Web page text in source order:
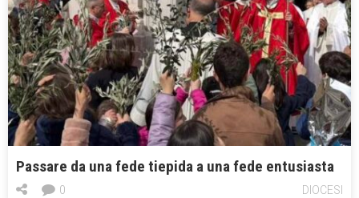
Passare da una fede tiepida a una fede entusiasta
DIOCESI
0